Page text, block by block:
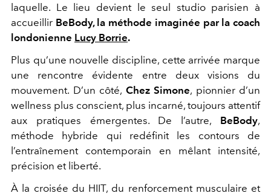
laquelle. Le lieu devient le seul studio parisien à
accueillir BeBody, la méthode imaginée par la coach
londonienne Lucy Borrie.
Plus qu’une nouvelle discipline, cette arrivée marque
une rencontre évidente entre deux visions du
mouvement. D’un côté, Chez Simone, pionnier d’un
wellness plus conscient, plus incarné, toujours attentif
aux pratiques émergentes. De l’autre, BeBody,
méthode hybride qui redéfinit les contours de
l’entraînement contemporain en mêlant intensité,
précision et liberté.
À la croisée du HIIT, du renforcement musculaire et